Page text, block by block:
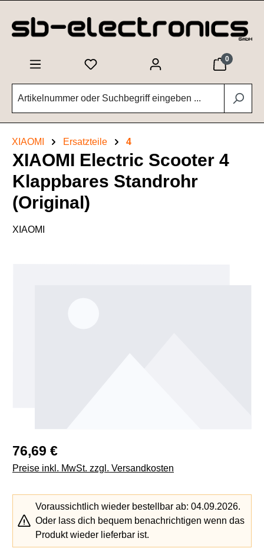
0
XIAOMI Ersatzteile 4
XIAOMI Electric Scooter 4
Klappbares Standrohr
(Original)
XIAOMI
Regulärer Preis:
76,69 €
Preise inkl. MwSt. zzgl. Versandkosten
Voraussichtlich wieder bestellbar ab: 04.09.2026.
Oder lass dich bequem benachrichtigen wenn das
Produkt wieder lieferbar ist.